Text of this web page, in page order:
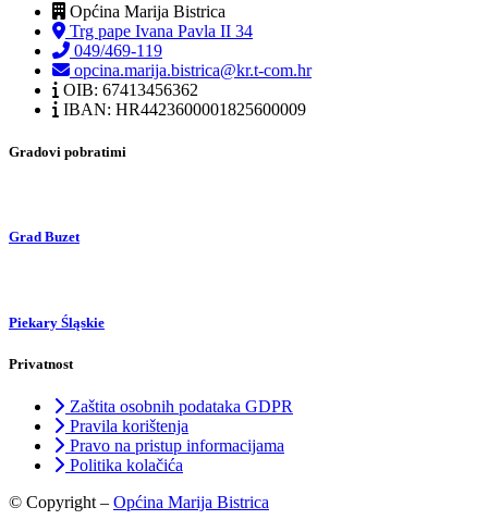
Općina Marija Bistrica
Trg pape Ivana Pavla II 34
049/469-119
opcina.marija.bistrica@kr.t-com.hr
OIB: 67413456362
IBAN: HR4423600001825600009
Gradovi pobratimi
Grad Buzet
Piekary Śląskie
Privatnost
Zaštita osobnih podataka GDPR
Pravila korištenja
Pravo na pristup informacijama
Politika kolačića
© Copyright – Općina Marija Bistrica